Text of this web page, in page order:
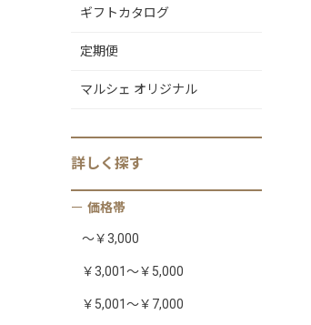
ギフトカタログ
定期便
マルシェ オリジナル
詳しく 探す
価格帯
～￥3,000
￥3,001～￥5,000
￥5,001～￥7,000